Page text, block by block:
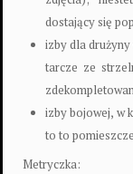
dostający się
izby dla drużyny
tarcze ze
izby bojowej, w
to to
Metryczka: